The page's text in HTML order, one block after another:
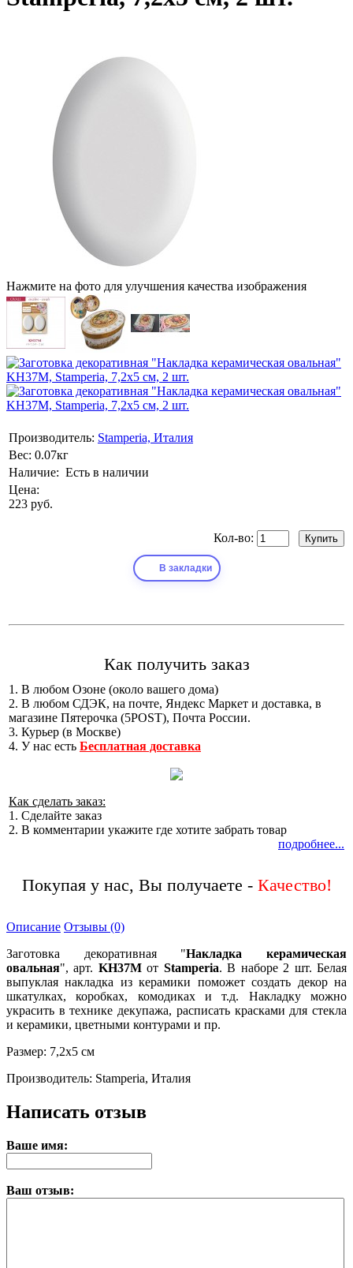
Нажмите на фото для улучшения качества изображения
Производитель: Stamperia, Италия
Вес: 0.07кг
Наличие: Есть в наличии
Цена:
223 руб.
Кол-во:
В закладки
Как получить заказ
1. В любом Озоне (около вашего дома)
2. В любом СДЭК, на почте, Яндекс Маркет и доставка, в
магазине Пятерочка (5POST), Почта России.
3. Курьер (в Москве)
4. У нас есть Бесплатная доставка
Как сделать заказ:
1. Сделайте заказ
2. В комментарии укажите где хотите забрать товар
подробнее...
Покупая у нас, Вы получаете -
Описание Отзывы (0)
Заготовка декоративная "Накладка керамическая
овальная", арт. KH37Mот Stamperia. В наборе 2 шт. Белая
выпуклая накладка из керамики поможет создать декор на
шкатулках, коробках, комодиках и т.д. Накладку можно
украсить в технике декупажа, расписать красками для стекла
и керамики, цветными контурами и пр.
Размер: 7,2х5 см
Производитель: Stamperia, Италия
Написать отзыв
Ваше имя:
Ваш отзыв: